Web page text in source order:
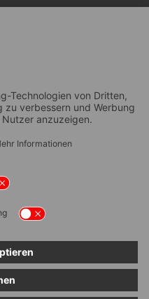
|Information zur